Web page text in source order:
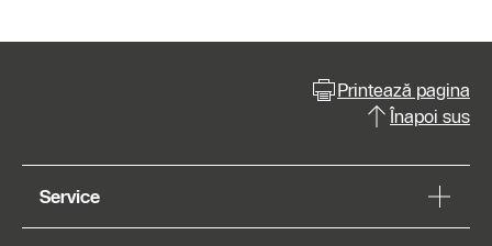
Printează pagina
Înapoi sus
Service